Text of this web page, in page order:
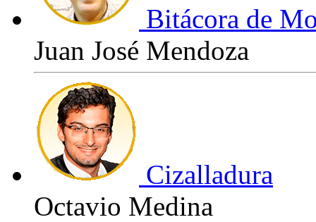
Bitácora de
Juan José Mendoza
Cizalladura
Octavio Medina